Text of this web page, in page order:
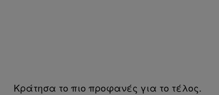
Κράτησα το πιο προφανές για το τέλος.